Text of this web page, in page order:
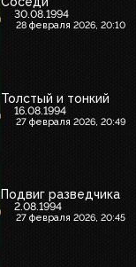
30.08.1994
28 февраля 2026, 20:10
Толстый и тонкий
16.08.1994
27 февраля 2026, 20:49
Подвиг разведчика
2.08.1994
27 февраля 2026, 20:45